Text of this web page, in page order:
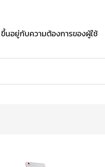
ขึ้นอยู่กับความต้องการของผู้ใช้